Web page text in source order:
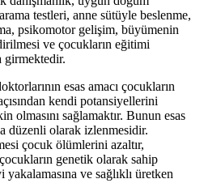
testleri, anne sütüyle beslenme,
psikomotor gelişim, büyümenin
ve çocukların eğitimi
girmektedir.
esas amacı çocukların
kendi potansiyellerini
olmasını sağlamaktır. Bunun esas
düzenli olarak izlenmesidir.
çocuk ölümlerini azaltır,
genetik olarak sahip
ve sağlıklı üretken